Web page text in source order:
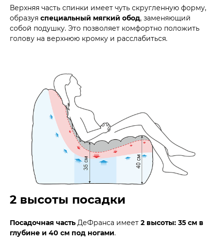
Верхняя часть спинки имеет чуть скругленную форму,
образуя специальный мягкий обод, заменяющий
собой подушку. Это позволяет комфортно положить
голову на верхнюю кромку и расслабиться.
2 высоты посадки
Посадочная часть ДеФранса имеет 2 высоты: 35 см в
глубине и 40 см под ногами.